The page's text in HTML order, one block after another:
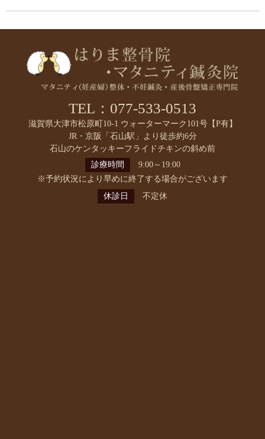
TEL：077-533-0513
滋賀県大津市松原町10-1 ウォーターマーク101号【P有】
JR・京阪「石山駅」より徒歩約6分
石山のケンタッキーフライドチキンの斜め前
診療時間
9:00～19:00
※予約状況により早めに終了する場合がございます
休診日
不定休